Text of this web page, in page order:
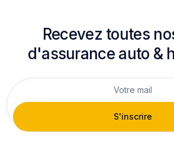
Recevez toutes
d'assurance auto &
S'inscrire